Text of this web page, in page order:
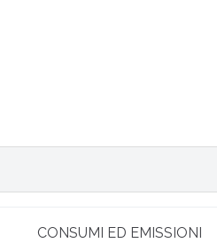
CONSUMI ED EMISSIONI